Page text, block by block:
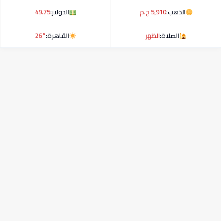
الذهب:5,910 ج.م الدولار:49.75
الصلاة:الظهر القاهرة:26°